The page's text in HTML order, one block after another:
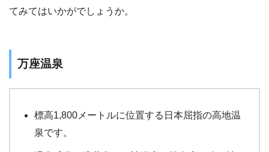
てみてはいかがでしょうか。
万座温泉
標高1,800メートルに位置する日本屈指の高地温
泉です。